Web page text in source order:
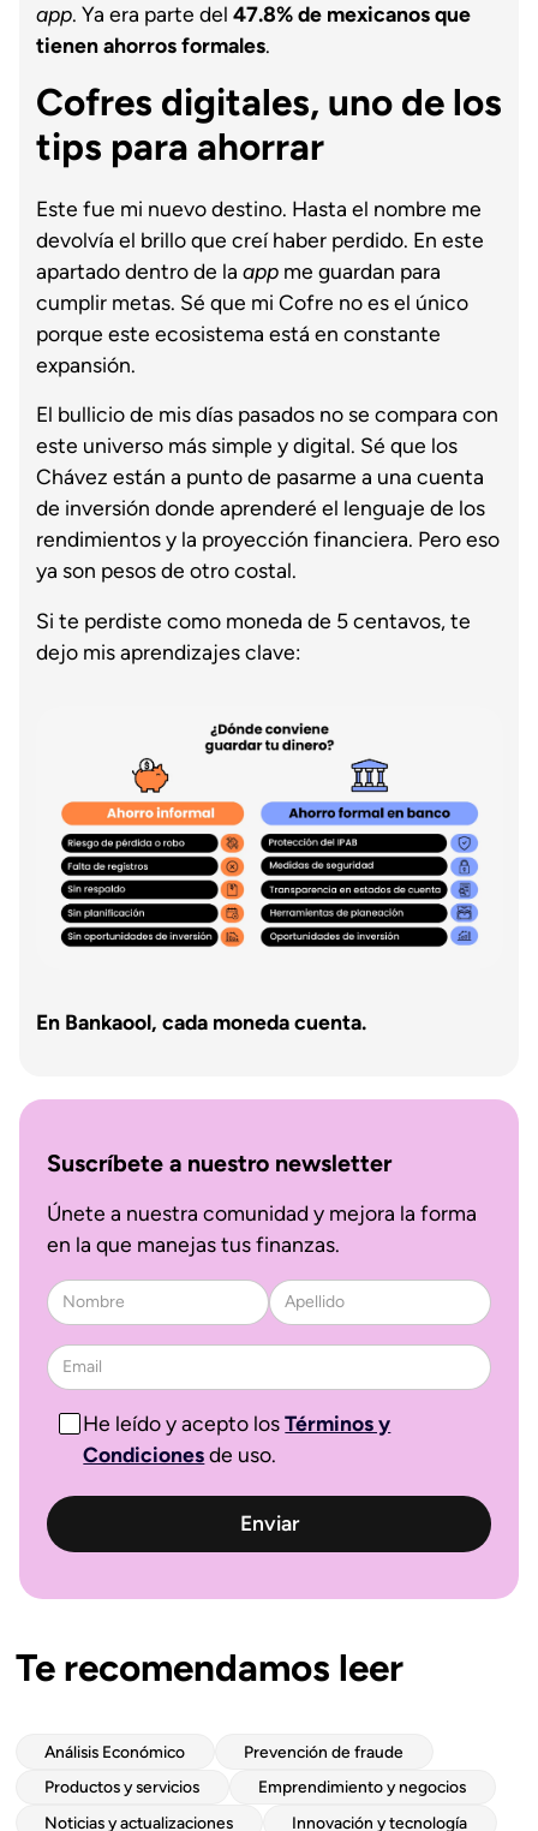
app. Ya era parte del 47.8% de mexicanos que
tienen ahorros formales.
Cofres digitales, uno de los
tips para ahorrar
Este fue mi nuevo destino. Hasta el nombre me
devolvía el brillo que creí haber perdido. En este
apartado dentro de la appme guardan para
cumplir metas. Sé que mi Cofre no es el único
porque este ecosistema está en constante
expansión.
El bullicio de mis días pasados no se compara con
este universo más simple y digital. Sé que los
Chávez están a punto de pasarme a una cuenta
de inversión donde aprenderé el lenguaje de los
rendimientos y la proyección financiera. Pero eso
ya son pesos de otro costal.
Si te perdiste como moneda de 5 centavos, te
dejo mis aprendizajes clave:
En Bankaool, cada moneda cuenta.
Suscríbete a nuestro newsletter
Únete a nuestra comunidad y mejora la forma
en la que manejas tus finanzas.
He leído y acepto losTérminos y
Condicionesde uso.
Te recomendamos leer
Análisis Económico
Prevención de fraude
Productos y servicios
Emprendimiento y negocios
Noticias y actualizaciones
Innovación y tecnología